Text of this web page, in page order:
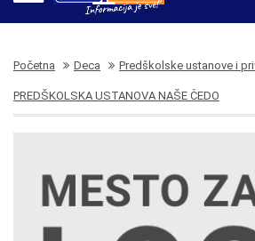
Početna Deca Predškolske ustanove i
PREDŠKOLSKA USTANOVA NAŠE ČEDO